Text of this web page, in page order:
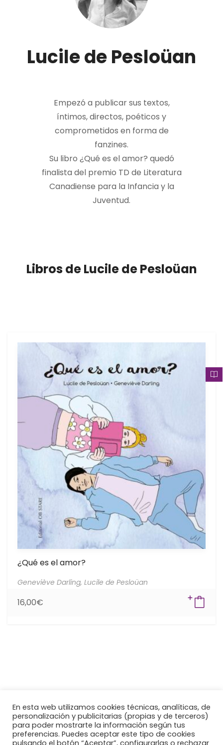
Lucile de Pesloüan
Empezó a publicar sus textos,
íntimos, directos, poéticos y
comprometidos en forma de
fanzines.
Su libro ¿Qué es el amor? quedó
finalista del premio TD de Literatura
Canadiense para la Infancia y la
Juventud.
Libros de Lucile de Pesloüan
¿Qué es el amor?
Geneviève Darling, Lucile de Pesloüan
16,00€
En esta web utilizamos cookies técnicas, analíticas, de
personalización y publicitarias (propias y de terceros)
para poder mostrarte la información según tus
preferencias. Puedes aceptar este tipo de cookies
pulsando el botón “Aceptar”, configurarlas o rechazar